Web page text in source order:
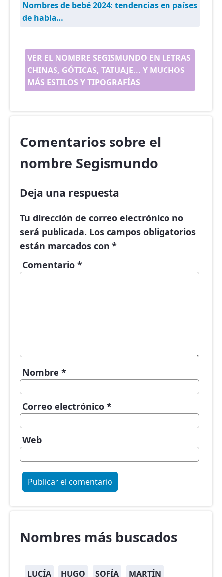
Nombres de bebé 2024: tendencias en países
de habla…
VER EL NOMBRE SEGISMUNDO EN LETRAS
CHINAS, GÓTICAS, TATUAJE... Y MUCHOS
MÁS ESTILOS Y TIPOGRAFÍAS
Comentarios sobre el
nombre Segismundo
Deja una respuesta
Tu dirección de correo electrónico no
será publicada. Los campos obligatorios
están marcados con *
Comentario *
Nombre *
Correo electrónico *
Web
Nombres más buscados
LUCÍA HUGO SOFÍA MARTÍN